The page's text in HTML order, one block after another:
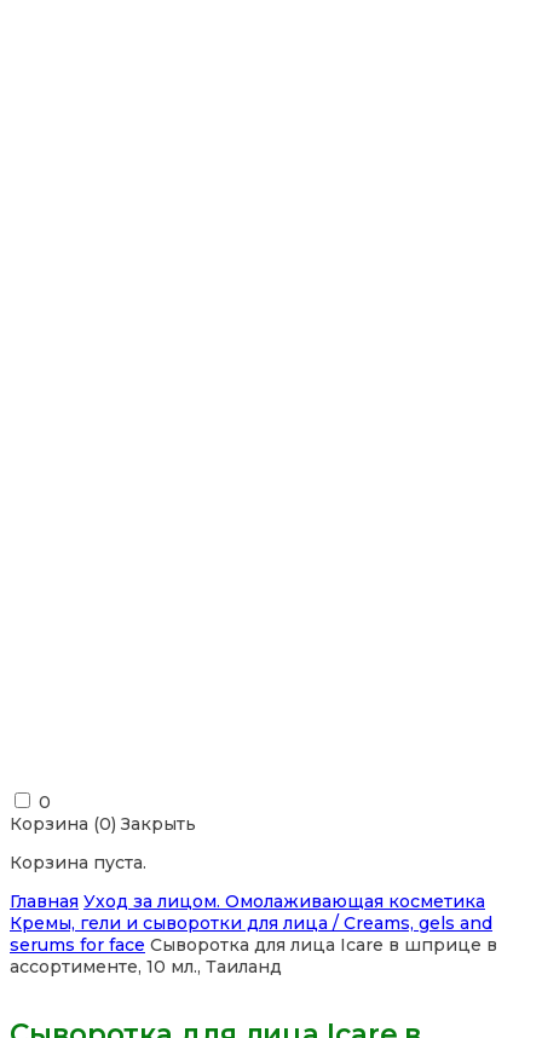
0
Корзина (0) Закрыть
Корзина пуста.
Главная Уход за лицом. Омолаживающая косметика
Кремы, гели и сыворотки для лица / Creams, gels and
serums for face Сыворотка для лица Icare в шприце в
ассортименте, 10 мл., Таиланд